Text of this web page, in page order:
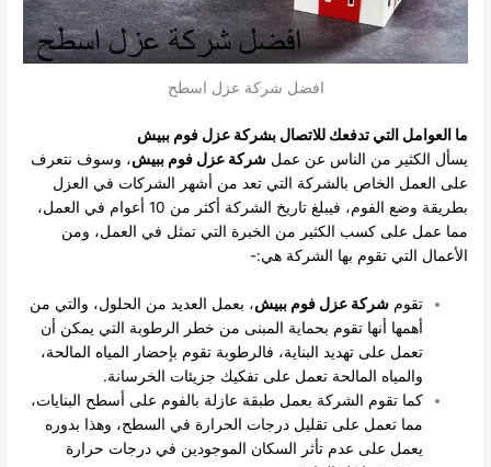
افضل شركة عزل اسطح
ما العوامل التي تدفعك للاتصال بشركة عزل فوم ببيش
يسأل الكثير من الناس عن عملشركة عزل فوم ببيش، وسوف نتعرف
على العمل الخاص بالشركة التي تعد من أشهر الشركات في العزل
بطريقة وضع الفوم، فيبلغ تاريخ الشركة أكثر من 10 أعوام في العمل،
مما عمل على كسب الكثير من الخبرة التي تمثل في العمل، ومن
الأعمال التي تقوم بها الشركة هي:-
تقومشركة عزل فوم ببيش، بعمل العديد من الحلول، والتي من
أهمها أنها تقوم بحماية المبنى من خطر الرطوبة التي يمكن أن
تعمل على تهديد البناية، فالرطوبة تقوم بإحضار المياه المالحة،
والمياه المالحة تعمل على تفكيك جزيئات الخرسانة.
كما تقوم الشركة بعمل طبقة عازلة بالفوم على أسطح البنايات،
مما تعمل على تقليل درجات الحرارة في السطح، وهذا بدوره
يعمل على عدم تأثر السكان الموجودين في درجات حرارة